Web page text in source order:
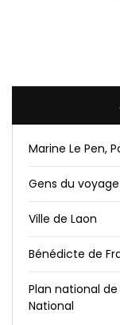
Marine Le Pen,
Gens du
Ville de Laon
Bénédicte de
Plan national
National